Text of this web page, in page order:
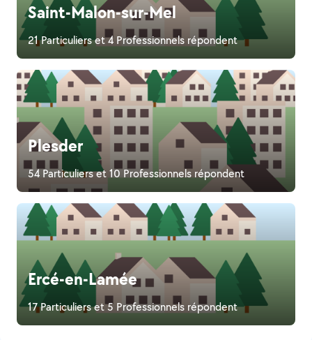
Saint-Malon-sur-Mel
21 Particuliers et 4 Professionnels répondent
Plesder
54 Particuliers et 10 Professionnels répondent
Ercé-en-Lamée
17 Particuliers et 5 Professionnels répondent